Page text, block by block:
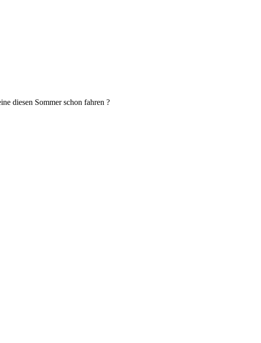
diesen Sommer schon fahren ?